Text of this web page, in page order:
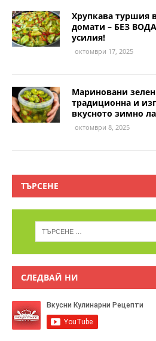
Хрупкава туршия
домати – БЕЗ
усилия!
октомври 17, 2025
Мариновани
традиционна и
вкусното зимно
октомври 8, 2025
ТЪРСЕНЕ
СЛЕДВАЙ НИ